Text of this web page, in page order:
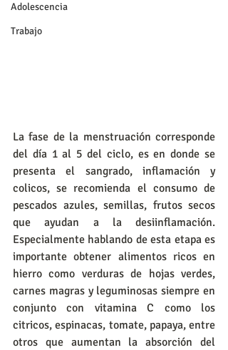
Adolescencia
Trabajo
La fase de la menstruación corresponde
del día 1 al 5 del ciclo, es en donde se
presenta el sangrado, inflamación y
colicos, se recomienda el consumo de
pescados azules, semillas, frutos secos
que ayudan a la desiinflamación.
Especialmente hablando de esta etapa es
importante obtener alimentos ricos en
hierro como verduras de hojas verdes,
carnes magras y leguminosas siempre en
conjunto con vitamina C como los
citricos, espinacas, tomate, papaya, entre
otros que aumentan la absorción del